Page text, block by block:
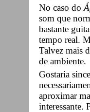
No caso do
som que
bastante
tempo real.
Talvez mais
de ambiente.
Gostaria
aproximar
interessante.